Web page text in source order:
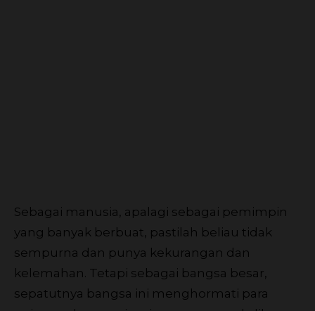
Sebagai manusia, apalagi sebagai pemimpin
yang banyak berbuat, pastilah beliau tidak
sempurna dan punya kekurangan dan
kelemahan. Tetapi sebagai bangsa besar,
sepatutnya bangsa ini menghormati para